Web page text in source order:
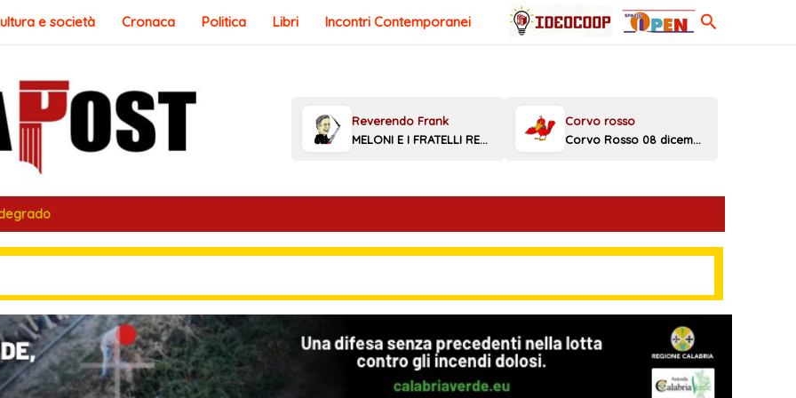
e società Cronaca Politica Libri Incontri Contemporanei Cerca
MELONI E I FRATELLI REGGINI Corvo Rosso 08 dicembre 2025